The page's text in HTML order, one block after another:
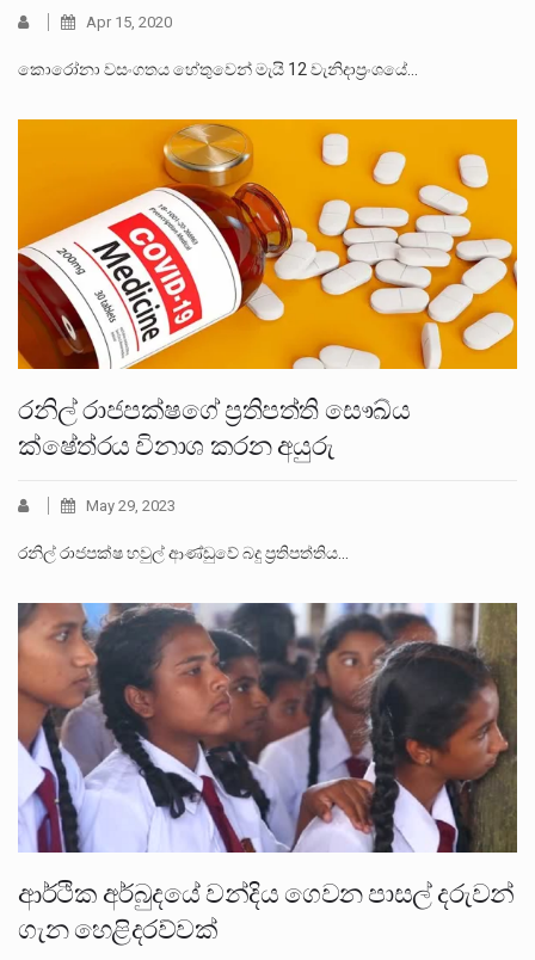
Apr 15, 2020
කොරෝනා වසංගතය හේතුවෙන් මැයි 12 වැනිදාප්‍රංශයේ…
රනිල් රාජපක්ෂගේ ප්‍රතිපත්ති සෞඛ්ය
ක්ෂේත්රය විනාශ කරන අයුරු
May 29, 2023
රනිල් රාජපක්ෂ හවුල් ආණ්ඩුවේ බදු ප්‍රතිපත්තිය…
ආර්ථික අර්බුදයේ වන්දිය ගෙවන පාසල් දරුවන්
ගැන හෙළිදරව්වක්